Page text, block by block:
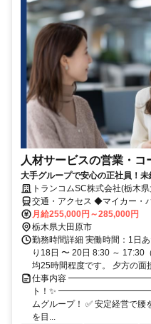
人材サービスの営業・コ
大手グループで安心の正社員！
トランコムSC株式会社(栃木
交通・アクセス ◆マイカー・
備）
月給255,000円～285,000円
栃木県大田原市
勤務時間詳細 実働時間：1日
り18日 〜 20日 8:30 ～ 17:30
均25時間程度です。 夕方の面
仕事内容
ト！✨
ムグループ！ ✅ 安定経営で腰
を目...